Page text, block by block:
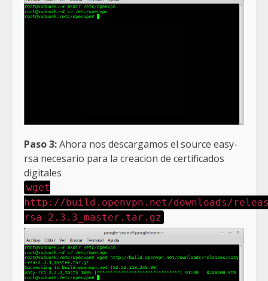
Paso 3:Ahora nos descargamos el source easy-
rsa necesario para la creacion de certificados
digitales
wget
http://build.openvpn.net/downloads/
rsa-2.3.3_master.tar.gz